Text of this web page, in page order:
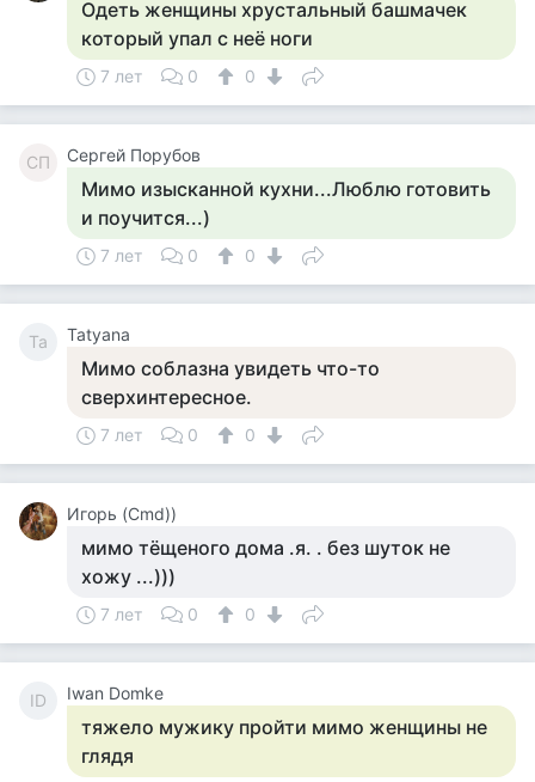
Одеть женщины хрустальный башмачек
который упал с неё ноги
7 лет 0 0
СП Сергей Порубов
Мимо изысканной кухни...Люблю готовить
и поучится...)
7 лет 0 0
Ta Tatyana
Мимо соблазна увидеть что-то
сверхинтересное.
7 лет 0 0
Игорь (Cmd))
мимо тёщеного дома .я. . без шуток не
хожу ...)))
7 лет 0 0
ID Iwan Domke
тяжело мужику пройти мимо женщины не
глядя